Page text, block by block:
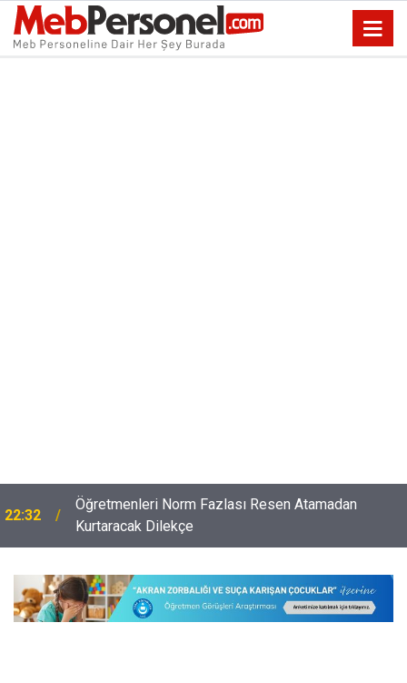
22:32
Öğretmenleri Norm Fazlası Resen Atamadan
Kurtaracak Dilekçe